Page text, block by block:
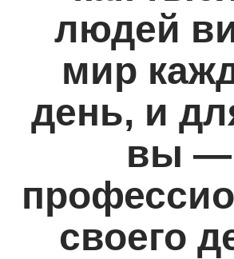
людей
мир
день, и
вы —
своего